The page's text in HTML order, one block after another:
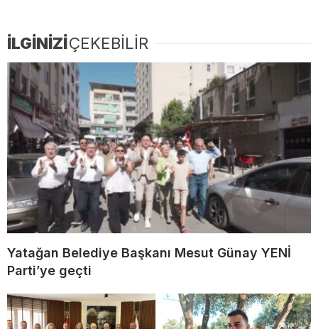
İLGİNİZİÇEKEBİLİR
Yatağan Belediye Başkanı Mesut Günay YENİ
Parti’ye geçti